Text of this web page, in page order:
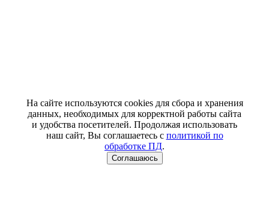
На сайте используются cookies для сбора и хранения
данных, необходимых для корректной работы сайта
и удобства посетителей. Продолжая использовать
наш сайт, Вы соглашаетесь с политикой по
обработке ПД.
Соглашаюсь